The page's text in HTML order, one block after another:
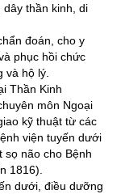
thần kinh, di
đoán, cho y
phục hồi chức
và hộ lý.
Thần Kinh
môn Ngoại
kỹ thuật từ các
viện tuyến dưới
sọ não cho Bệnh
1816).
dưới, điều dưỡng